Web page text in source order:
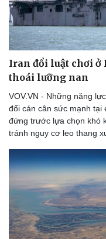
Iran đổi luật chơi ở
thoái lưỡng nan
VOV.VN - Những năng
đổi cán cân sức mạnh tại
đứng trước lựa chọn khó
tránh nguy cơ leo thang